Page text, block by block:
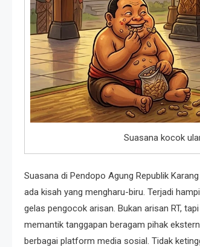
Suasana kocok
Suasana di Pendopo Agung Republik
ada kisah yang mengharu-biru. Terjadi
gelas pengocok arisan. Bukan arisan RT,
memantik tanggapan beragam pihak
berbagai platform media sosial. Tidak